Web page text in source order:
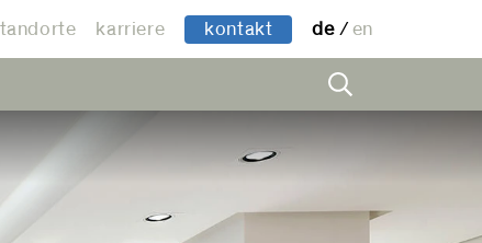
karriere kontakt de en